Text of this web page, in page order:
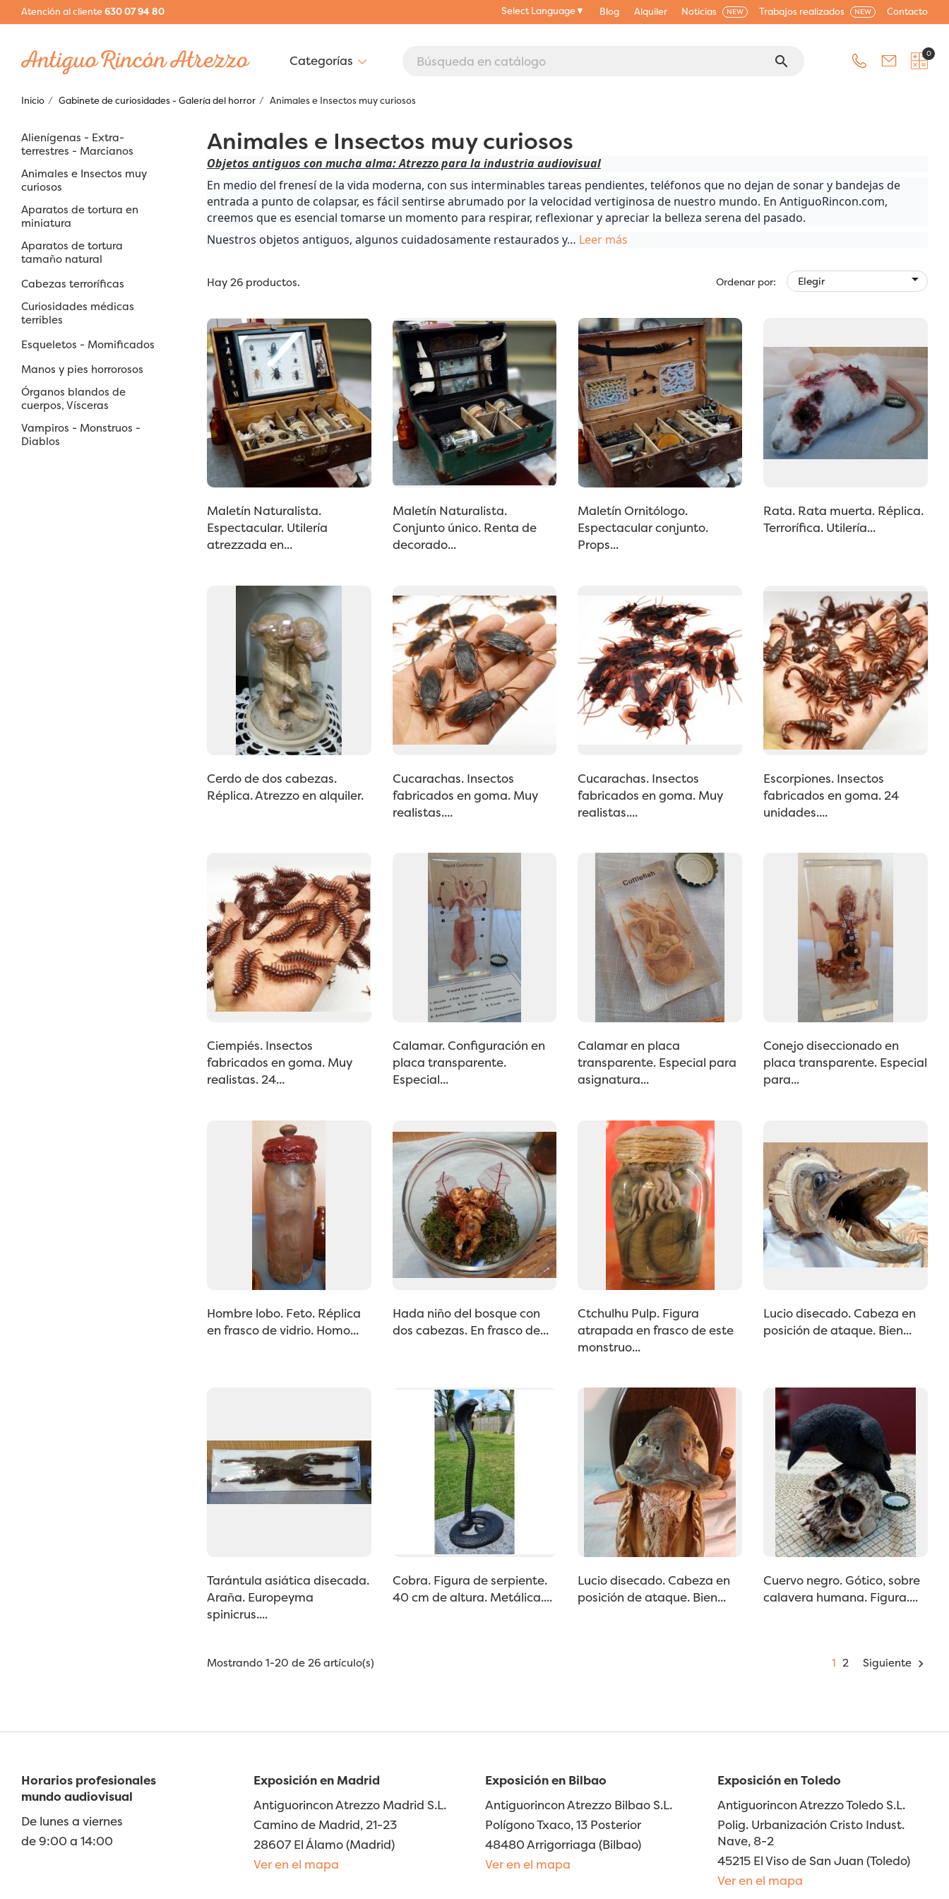
Atención al cliente630 07 94 80 Select Language▼ Blog Alquiler Noticias NEW Trabajos realizados NEW Contacto
search 0
Inicio Gabinete de curiosidades - Galería del horror Animales e Insectos muy curiosos
Alienígenas - Extra-
terrestres - Marcianos
Animales e Insectos muy
curiosos
Aparatos de tortura en
miniatura
Aparatos de tortura
tamaño natural
Cabezas terroríficas
Curiosidades médicas
terribles
Esqueletos - Momificados
Manos y pies horrorosos
Órganos blandos de
cuerpos, Vísceras
Vampiros - Monstruos -
Diablos
Animales e Insectos muy curiosos
Objetos antiguos con mucha alma: Atrezzo para la industria audiovisual
En medio del frenesí de la vida moderna, con sus interminables tareas pendientes, teléfonos que no dejan de sonar y bandejas de
entrada a punto de colapsar, es fácil sentirse abrumado por la velocidad vertiginosa de nuestro mundo. En AntiguoRincon.com,
creemos que es esencial tomarse un momento para respirar, reflexionar y apreciar la belleza serena del pasado.
Nuestros objetos antiguos, algunos cuidadosamente restaurados y… Leer más
Hay 26 productos. Ordenar por: Elegir 
Maletín Naturalista.
Espectacular. Utilería
atrezzada en...
Maletín Naturalista.
Conjunto único. Renta de
decorado...
Maletín Ornitólogo.
Espectacular conjunto.
Props...
Rata. Rata muerta. Réplica.
Terrorífica. Utilería...
Cerdo de dos cabezas.
Réplica. Atrezzo en alquiler.
Cucarachas. Insectos
fabricados en goma. Muy
realistas....
Cucarachas. Insectos
fabricados en goma. Muy
realistas....
Escorpiones. Insectos
fabricados en goma. 24
unidades....
Ciempiés. Insectos
fabricados en goma. Muy
realistas. 24...
Calamar. Configuración en
placa transparente.
Especial...
Calamar en placa
transparente. Especial para
asignatura...
Conejo diseccionado en
placa transparente. Especial
para...
Hombre lobo. Feto. Réplica
en frasco de vidrio. Homo...
Hada niño del bosque con
dos cabezas. En frasco de...
Ctchulhu Pulp. Figura
atrapada en frasco de este
monstruo...
Lucio disecado. Cabeza en
posición de ataque. Bien...
Tarántula asiática disecada.
Araña. Europeyma
spinicrus....
Cobra. Figura de serpiente.
40 cm de altura. Metálica....
Lucio disecado. Cabeza en
posición de ataque. Bien...
Cuervo negro. Gótico, sobre
calavera humana. Figura....
Mostrando 1-20 de 26 artículo(s) 1 2 Siguiente 
Horarios profesionales
mundo audiovisual
De lunes a viernes
de 9:00 a 14:00
Exposición en Madrid
Antiguorincon Atrezzo Madrid S.L.
Camino de Madrid, 21-23
28607 El Álamo (Madrid)
Ver en el mapa
Exposición en Bilbao
Antiguorincon Atrezzo Bilbao S.L.
Polígono Txaco, 13 Posterior
48480 Arrigorriaga (Bilbao)
Ver en el mapa
Exposición en Toledo
Antiguorincon Atrezzo Toledo S.L.
Polig. Urbanización Cristo Indust.
Nave, 8-2
45215 El Viso de San Juan (Toledo)
Ver en el mapa